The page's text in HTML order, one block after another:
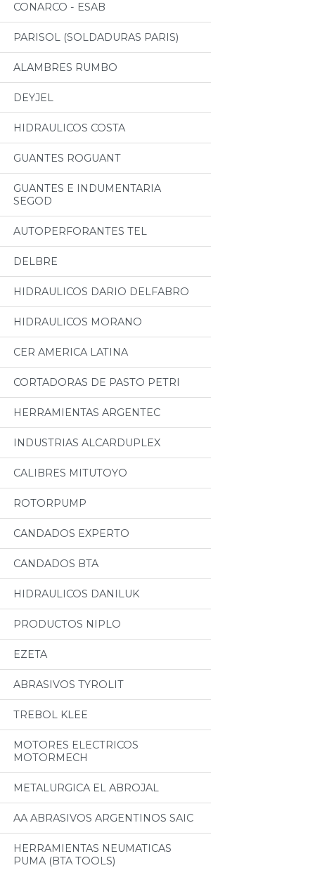
CONARCO - ESAB
PARISOL (SOLDADURAS PARIS)
ALAMBRES RUMBO
DEYJEL
HIDRAULICOS COSTA
GUANTES ROGUANT
GUANTES E INDUMENTARIA
SEGOD
AUTOPERFORANTES TEL
DELBRE
HIDRAULICOS DARIO DELFABRO
HIDRAULICOS MORANO
CER AMERICA LATINA
CORTADORAS DE PASTO PETRI
HERRAMIENTAS ARGENTEC
INDUSTRIAS ALCARDUPLEX
CALIBRES MITUTOYO
ROTORPUMP
CANDADOS EXPERTO
CANDADOS BTA
HIDRAULICOS DANILUK
PRODUCTOS NIPLO
EZETA
ABRASIVOS TYROLIT
TREBOL KLEE
MOTORES ELECTRICOS
MOTORMECH
METALURGICA EL ABROJAL
AA ABRASIVOS ARGENTINOS SAIC
HERRAMIENTAS NEUMATICAS
PUMA (BTA TOOLS)